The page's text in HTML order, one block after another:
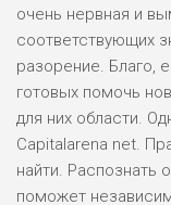
очень нервная и
соответствующих
разорение. Благо,
готовых помочь
для них области.
Capitalarena net.
найти. Распознать
поможет